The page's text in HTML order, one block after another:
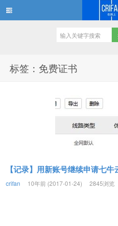
标签：免费证书
【记录】用新账号继续申请七
crifan 10年前 (2017-01-24) 2845浏览